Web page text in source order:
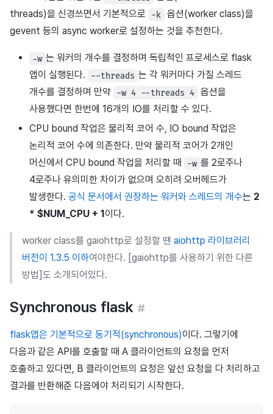
threads)을 신경쓰면서 기본적으로
-k 옵션(worker class)을
gevent 등의 async worker로 설정하는 것을 추천한다.
-w 는 워커의 개수를 결정하며 독립적인 프로세스로 flask
앱이 실행된다.
--threads 는 각 워커마다 가질 스레드
개수를 결정하며 만약 -w 4 --threads 4 옵션을
사용했다면 한번에 16개의 IO를 처리할 수 있다.
CPU bound 작업은 물리적 코어 수, IO bound 작업은
논리적 코어 수에 의존한다. 만약 물리적 코어가 2개인
머신에서 CPU bound 작업을 처리할 때
-w 를 2로주나
4로주나 유의미한 차이가 없으며 오히려 오버헤드가
발생한다. 공식 문서에서 권장하는 워커와 스레드의 개수는 2
* $NUM_CPU + 1 이다.
worker class를 gaiohttp로 설정할 땐 aiohttp 라이브러리
버전이 1.3.5 이하여야한다. [gaiohttp를 사용하기 위한 다른
방법]도 소개되어있다.
Synchronous flask #
flask앱은 기본적으로 동기적(synchronous)이다. 그렇기에
다음과 같은 API를 호출할 때 A 클라이언트의 요청을 먼저
호출하고 있다면, B 클라이언트의 요청은 앞선 요청을 다 처리하고
결과를 반환해준 다음에야 처리되기 시작한다.